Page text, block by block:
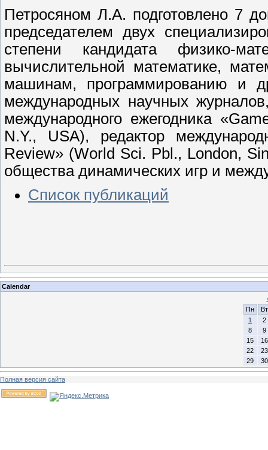
Петросяном Л.А. подготовлено 7
председателем двух
степени кандидата физико-
вычислительной математике,
машинам, программированию и
международных научных
международного ежегодника
N.Y., USA), редактор
Review» (World Sci. Pbl., London,
общества динамических игр и
Список публикаций
Calendar
Пн
Вт
1
2
8
9
15
16
22
23
29
30
Полная версия сайта